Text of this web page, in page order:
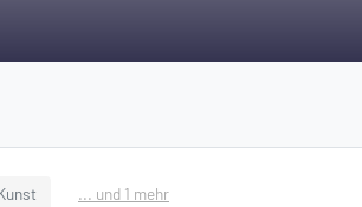
... und 1 mehr